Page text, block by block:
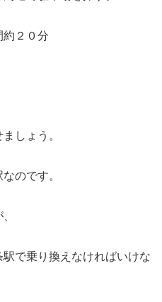
約２０分
しょう。
のです。
で乗り換えなければいけな